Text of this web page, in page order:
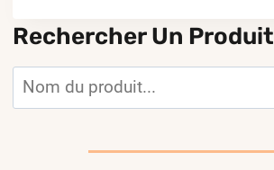
Rechercher Un Produit
Rechercher